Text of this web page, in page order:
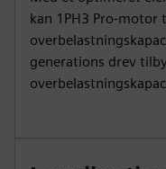
kan 1PH3 Pro-motor
generations drev